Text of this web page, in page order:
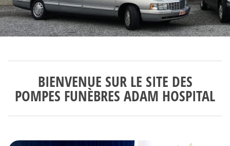
BIENVENUE SUR LE SITE DES
POMPES FUNÈBRES ADAM HOSPITAL